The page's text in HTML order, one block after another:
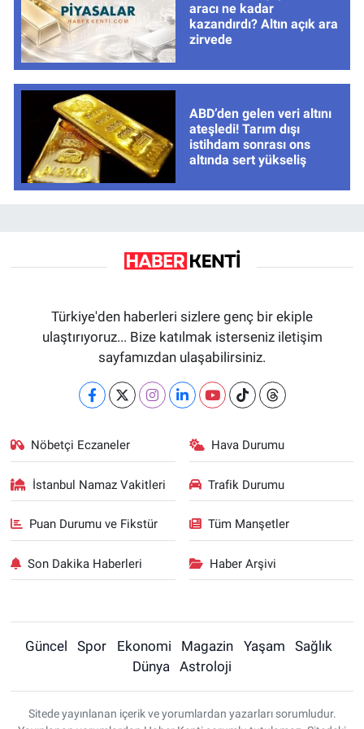
aracı ne kadar
kazandırdı? Altın açık ara
zirvede
ABD’den gelen veri altını
ateşledi! Tarım dışı
istihdam sonrası ons
altında sert yükseliş
Türkiye'den haberleri sizlere genç bir ekiple
ulaştırıyoruz... Bize katılmak isterseniz iletişim
sayfamızdan ulaşabilirsiniz.
Nöbetçi Eczaneler Hava Durumu
İstanbul Namaz Vakitleri Trafik Durumu
Puan Durumu ve Fikstür Tüm Manşetler
Son Dakika Haberleri Haber Arşivi
Güncel Spor Ekonomi Magazin Yaşam
Sağlık
Dünya
Astroloji
Sitede yayınlanan içerik ve yorumlardan yazarları sorumludur.